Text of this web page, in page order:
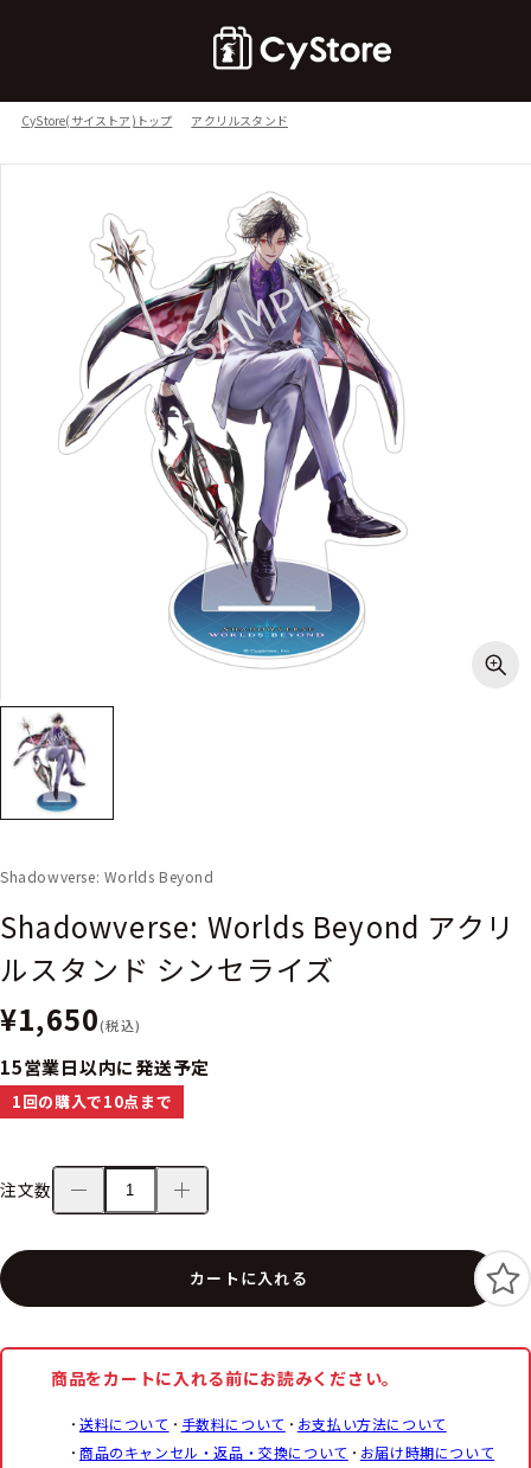
CyStore(サイストア)トップ アクリルスタンド
Shadowverse: Worlds Beyond
Shadowverse: Worlds Beyond アクリ
ルスタンド シンセライズ
¥1,650(税込)
15営業日以内に発送予定
1回の購入で10点まで
注文数
カートに入れる
商品をカートに入れる前にお読みください。
送料について 手数料について
お支払い方法について
商品のキャンセル・返品・交換について
お届け時期について